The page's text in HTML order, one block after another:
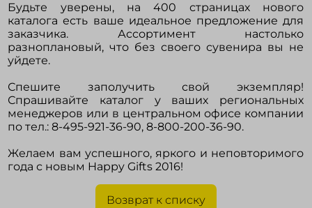
Будьте уверены, на 400 страницах нового
каталога есть ваше идеальное предложение для
заказчика. Ассортимент настолько
разноплановый, что без своего сувенира вы не
уйдете.
Спешите заполучить свой экземпляр!
Спрашивайте каталог у ваших региональных
менеджеров или в центральном офисе компании
по тел.: 8-495-921-36-90, 8-800-200-36-90.
Желаем вам успешного, яркого и неповторимого
года с новым Happy Gifts 2016!
Возврат к списку